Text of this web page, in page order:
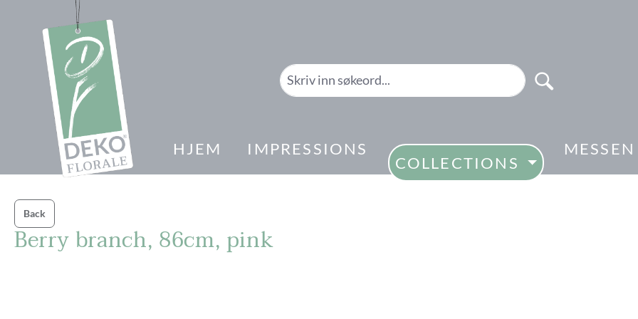
Gå til hovednavigasjon
HJEM IMPRESSIONS
COLLECTIONS
MESSEN
Back
Berry branch, 86cm, pink